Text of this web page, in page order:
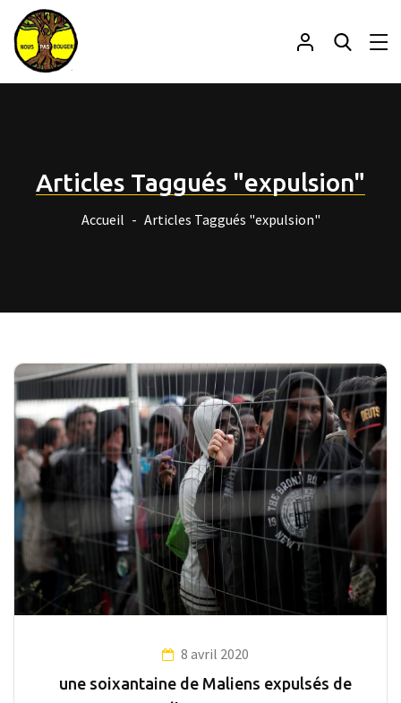
Articles Taggués "expulsion"
Accueil Articles Taggués "expulsion"
8 avril 2020
une soixantaine de Maliens expulsés de